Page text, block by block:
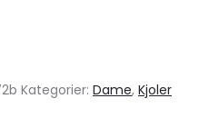
Kategorier: Dame, Kjoler